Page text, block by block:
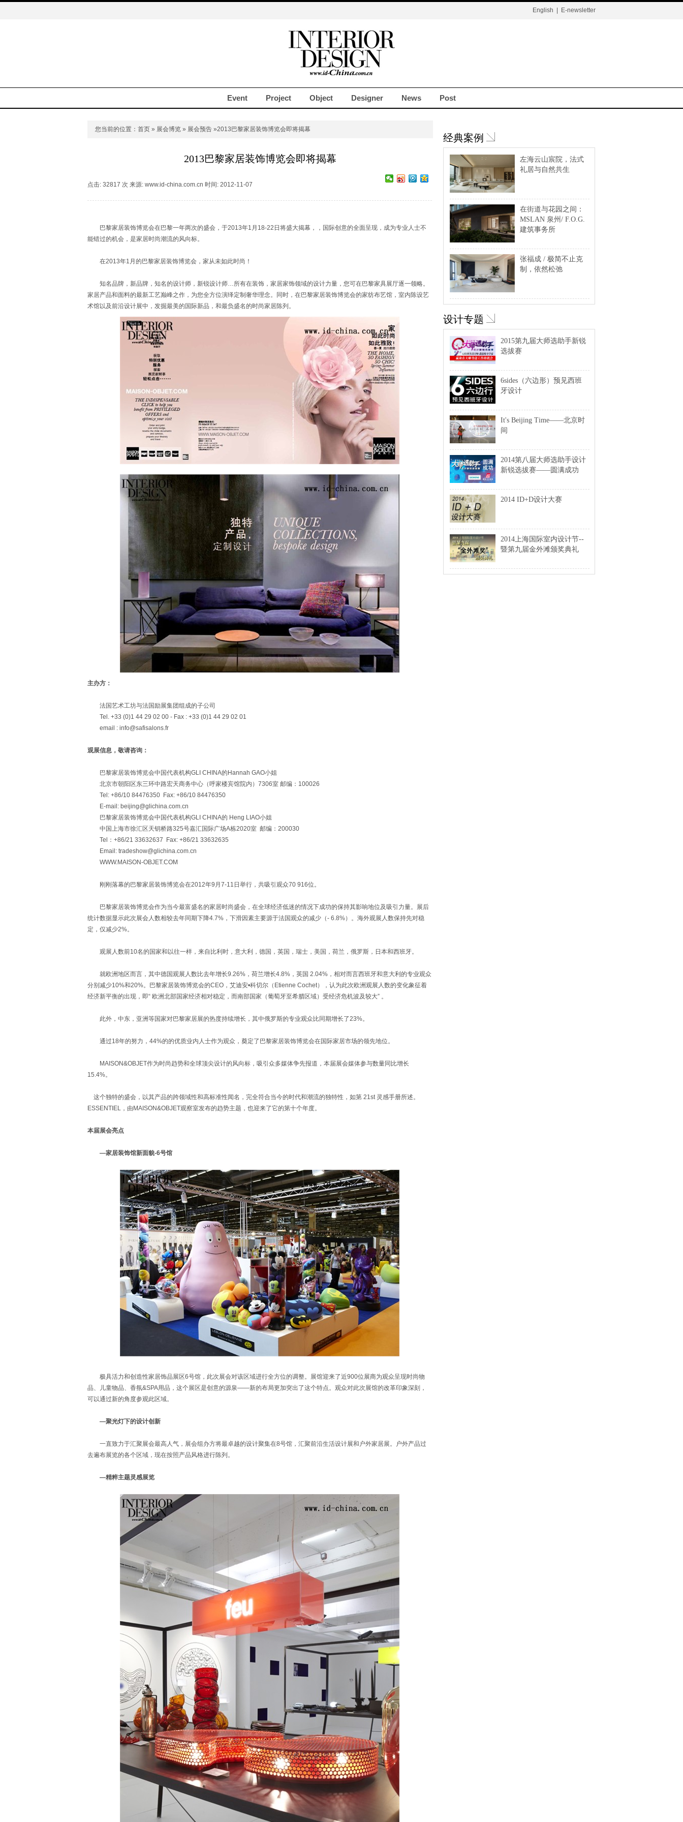
English E-newsletter
Event Project Object Designer News Post
您当前的位置： 首页 » 展会博览 » 展会预告 »2013巴黎家居装饰博览会即将揭幕
2013巴黎家居装饰博览会即将揭幕
点击: 32817 次 来源: www.id-china.com.cn 时间: 2012-11-07
巴黎家居装饰博览会在巴黎一年两次的盛会，于2013年1月18-22日将盛大揭幕，，国际创意的全面呈现，成为专业人士不
能错过的机会，是家居时尚潮流的风向标。
在2013年1月的巴黎家居装饰博览会，家从未如此时尚！
知名品牌，新品牌，知名的设计师，新锐设计师…所有在装饰，家居家饰领域的设计力量，您可在巴黎家具展厅逐一领略。
家居产品和面料的最新工艺巅峰之作，为您全方位演绎定制奢华理念。同时，在巴黎家居装饰博览会的家纺布艺馆，室内陈设艺
术馆以及前沿设计展中，发掘最美的国际新品，和最负盛名的时尚家居陈列。
主办方：
法国艺术工坊与法国励展集团组成的子公司
Tel. +33 (0)1 44 29 02 00 - Fax : +33 (0)1 44 29 02 01
email : info@safisalons.fr
观展信息，敬请咨询：
巴黎家居装饰博览会中国代表机构GLI CHINA的Hannah GAO小姐
北京市朝阳区东三环中路宏天商务中心（呼家楼宾馆院内）7306室 邮编：100026
Tel: +86/10 84476350 Fax: +86/10 84476350
E-mail: beijing@glichina.com.cn
巴黎家居装饰博览会中国代表机构GLI CHINA的 Heng LIAO小姐
中国上海市徐汇区天钥桥路325号嘉汇国际广场A栋2020室 邮编：200030
Tel：+86/21 33632637 Fax: +86/21 33632635
Email: tradeshow@glichina.com.cn
WWW.MAISON-OBJET.COM
刚刚落幕的巴黎家居装饰博览会在2012年9月7-11日举行，共吸引观众70 916位。
巴黎家居装饰博览会作为当今最富盛名的家居时尚盛会，在全球经济低迷的情况下成功的保持其影响地位及吸引力量。展后
统计数据显示此次展会人数相较去年同期下降4.7%，下滑因素主要源于法国观众的减少（- 6.8%）。海外观展人数保持先对稳
定，仅减少2%。
观展人数前10名的国家和以往一样，来自比利时，意大利，德国，英国，瑞士，美国，荷兰，俄罗斯，日本和西班牙。
就欧洲地区而言，其中德国观展人数比去年增长9.26%，荷兰增长4.8%，英国 2.04%，相对而言西班牙和意大利的专业观众
分别减少10%和20%。巴黎家居装饰博览会的CEO，艾迪安•科切尔（Etienne Cochet），认为此次欧洲观展人数的变化象征着
经济新平衡的出现，即“ 欧洲北部国家经济相对稳定，而南部国家（葡萄牙至希腊区域）受经济危机波及较大” 。
此外，中东，亚洲等国家对巴黎家居展的热度持续增长，其中俄罗斯的专业观众比同期增长了23%。
通过18年的努力，44%的的优质业内人士作为观众，奠定了巴黎家居装饰博览会在国际家居市场的领先地位。
MAISON&OBJET作为时尚趋势和全球顶尖设计的风向标，吸引众多媒体争先报道，本届展会媒体参与数量同比增长
15.4%。
这个独特的盛会，以其产品的跨领域性和高标准性闻名，完全符合当今的时代和潮流的独特性，如第 21st 灵感手册所述。
ESSENTIEL，由MAISON&OBJET观察室发布的趋势主题，也迎来了它的第十个年度。
本届展会亮点
—家居装饰馆新面貌-6号馆
极具活力和创造性家居饰品展区6号馆，此次展会对该区域进行全方位的调整。展馆迎来了近900位展商为观众呈现时尚物
品、儿童物品、香氛&SPA用品，这个展区是创意的源泉——新的布局更加突出了这个特点。观众对此次展馆的改革印象深刻，
可以通过新的角度参观此区域。
—聚光灯下的设计创新
一直致力于汇聚展会最高人气，展会组办方将最卓越的设计聚集在8号馆，汇聚前沿生活设计展和户外家居展。户外产品过
去遍布展览的各个区域，现在按照产品风格进行陈列。
—精粹主题灵感展览
经典案例
左海云山宸院，法式
礼居与自然共生
在街道与花园之间：
MSLAN 泉州/ F.O.G.
建筑事务所
张福成 / 极简不止克
制，依然松弛
设计专题
2015第九届大师选助手新锐
选拔赛
6sides（六边形）预见西班
牙设计
It's Beijing Time——北京时
间
2014第八届大师选助手设计
新锐选拔赛——圆满成功
2014 ID+D设计大赛
2014上海国际室内设计节--
暨第九届金外滩颁奖典礼